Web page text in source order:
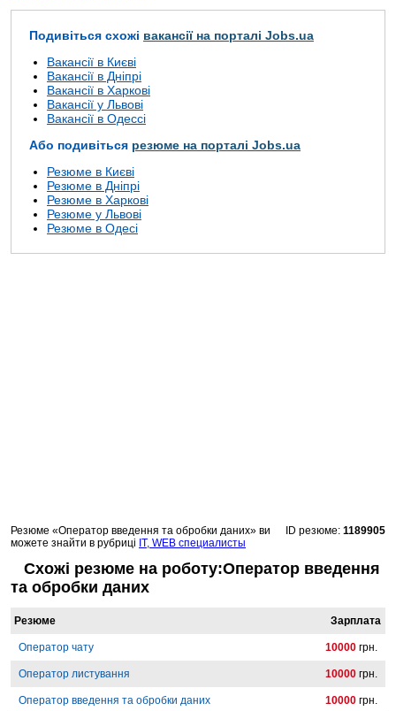
Подивіться схожі вакансії на порталі Jobs.ua
Вакансії в Києві
Вакансії в Дніпрі
Вакансії в Харкові
Вакансії у Львові
Вакансії в Одессі
Або подивіться резюме на порталі Jobs.ua
Резюме в Києві
Резюме в Дніпрі
Резюме в Харкові
Резюме у Львові
Резюме в Одесі
Резюме «Оператор введення та обробки даних» ви
можете знайти в рубриці IT, WEB специалисты
ID резюме: 1189905
Схожі резюме на роботу:Оператор введення
та обробки даних
Резюме Зарплата
Оператор чату 10000 грн.
Оператор листування 10000 грн.
Оператор введення та обробки даних 10000 грн.